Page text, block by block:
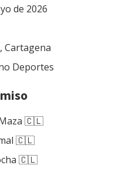
de 2026
Cartagena
Deportes
🇨🇱
🇨🇱
🇨🇱